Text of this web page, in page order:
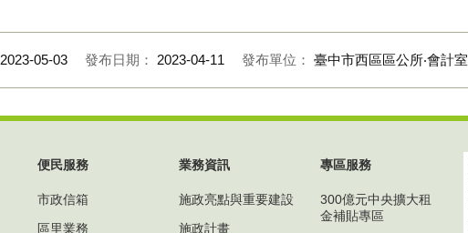
2023-05-03 發布日期： 2023-04-11 發布單位： 臺中市西區區公所‧會計室
便民服務
市政信箱
區里業務
業務資訊
施政亮點與重要建設
施政計畫
專區服務
300億元中央擴大租
金補貼專區